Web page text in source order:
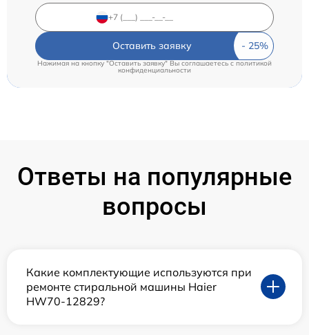
Оставить заявку
Нажимая на кнопку "Оставить заявку" Вы соглашаетесь cполитикой
конфиденциальности
Ответы на популярные
вопросы
Какие комплектующие используются при
ремонте стиральной машины Haier
HW70-12829?